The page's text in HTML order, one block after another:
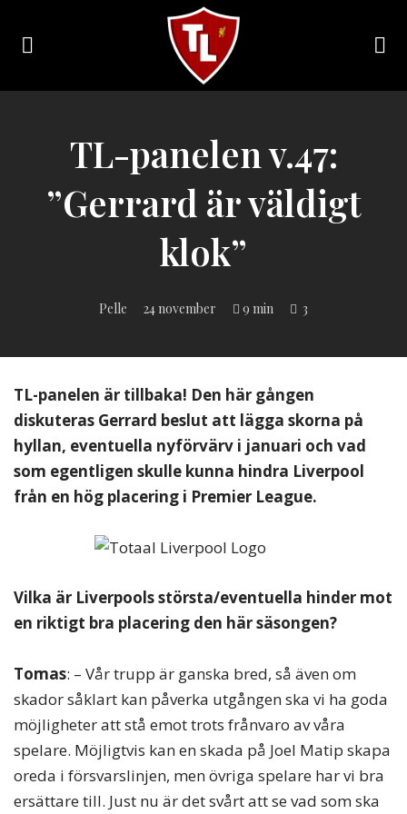
Sveriges
online
magazine!
TL-panelen v.47:
”Gerrard är väldigt
klok”
Pelle 24 november 9 min 3
TL-panelen är tillbaka! Den här gången
diskuteras Gerrard beslut att lägga skorna på
hyllan, eventuella nyförvärv i januari och vad
som egentligen skulle kunna hindra Liverpool
från en hög placering i Premier League.
Vilka är Liverpools största/eventuella hinder mot
en riktigt bra placering den här säsongen?
Tomas: – Vår trupp är ganska bred, så även om
skador såklart kan påverka utgången ska vi ha goda
möjligheter att stå emot trots frånvaro av våra
spelare. Möjligtvis kan en skada på Joel Matip skapa
oreda i försvarslinjen, men övriga spelare har vi bra
ersättare till. Just nu är det svårt att se vad som ska